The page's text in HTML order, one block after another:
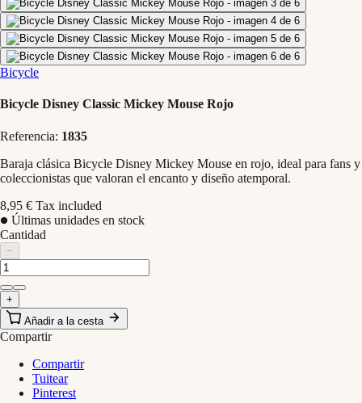
Bicycle
Bicycle Disney Classic Mickey Mouse Rojo
Referencia: 1835
Baraja clásica Bicycle Disney Mickey Mouse en rojo, ideal para fans y
coleccionistas que valoran el encanto y diseño atemporal.
8,95 € Tax included
Últimas unidades en stock
Cantidad
−
+
Añadir a la cesta
Compartir
Compartir
Tuitear
Pinterest